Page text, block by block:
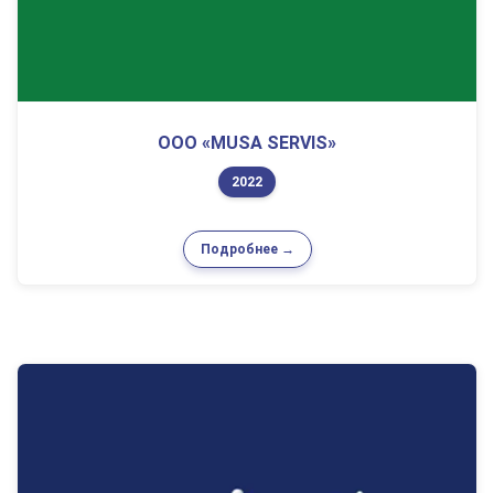
ООО «MUSA SERVIS»
2022
Подробнее →